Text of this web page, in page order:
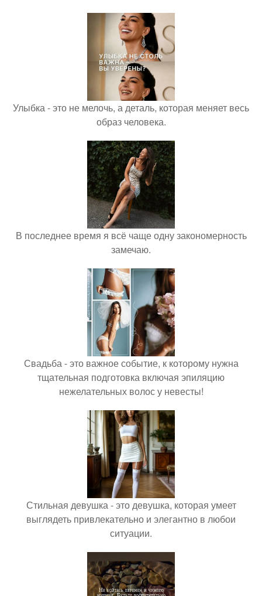
Улыбка - это не мелочь, а деталь, которая меняет весь
образ человека.
В последнее время я всё чаще одну закономерность
замечаю.
Свадьба - это важное событие, к которому нужна
тщательная подготовка включая эпиляцию
нежелательных волос у невесты!
Стильная девушка - это девушка, которая умеет
выглядеть привлекательно и элегантно в любои
ситуации.